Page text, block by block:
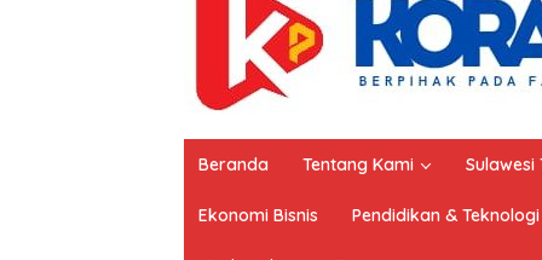
Beranda Tentang Kami Sulawesi
Ekonomi Bisnis Pendidikan & Teknologi